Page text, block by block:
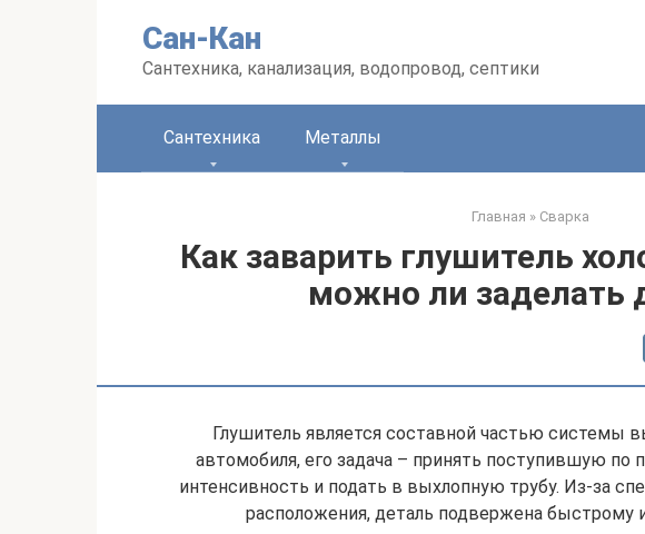
Сан-Кан
Сантехника, канализация, водопровод, септики
Сантехника Металлы
Главная » Сварка
Как заварить глушитель
можно ли заделать
Глушитель является составной частью системы
автомобиля, его задача – принять поступившую по
интенсивность и подать в выхлопную трубу. Из-за
расположения, деталь подвержена быстрому